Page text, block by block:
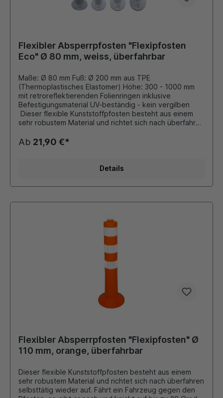
Flexibler Absperrpfosten "Flexipfosten
Eco" Ø 80 mm, weiss, überfahrbar
Maße: Ø 80 mm Fuß: Ø 200 mm aus TPE
(Thermoplastisches Elastomer) Höhe: 300 - 1000 mm
mit retroreflektierenden Folienringen inklusive
Befestigungsmaterial UV-beständig - kein vergilben
Dieser flexible Kunststoffpfosten besteht aus einem
sehr robustem Material und richtet sich nach überfahren
Pfosten, so gibt er nach und knickt auf bis zu 90 Grad
um, ohne zerstört zu werden. Die EcoLINE-Flexipfosten
Lösung für Bereiche mit geringer bis mittlerer Belastung.
eignen sich ideal dort, wo eine zuverlässige Markierung
Alternative zu hochflexiblen TPU-Pfosten. Zubehör:
Schrauböse Schrauböse mit M36 Gewinde passend
zum Adapter verschiedene Schilder, Hinweistafeln,
Ab 21,90 €*
Details
Flexibler Absperrpfosten "Flexipfosten" Ø
110 mm, orange, überfahrbar
Dieser flexible Kunststoffpfosten besteht aus einem
sehr robustem Material und richtet sich nach überfahren
selbsttätig wieder auf. Fährt ein Fahrzeug gegen den